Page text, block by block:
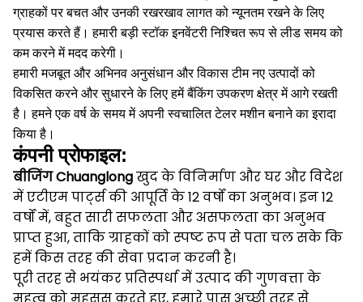
ग्राहकों पर बचत और उनकी रखरखाव लागत को न्यूनतम रखने के लिए
प्रयास करते हैं। हमारी बड़ी स्टॉक इनवेंटरी निश्चित रूप से लीड समय को
कम करने में मदद करेगी।
हमारी मजबूत और अभिनव अनुसंधान और विकास टीम नए उत्पादों को
विकसित करने और सुधारने के लिए हमें बैंकिंग उपकरण क्षेत्र में आगे रखती
है। हमने एक वर्ष के समय में अपनी स्वचालित टेलर मशीन बनाने का इरादा
किया है।
कंपनी प्रोफाइल:
बीजिंग Chuanglongखुद के विनिर्माण और घर और विदेश
में एटीएम पार्ट्स की आपूर्ति के 12 वर्षों का अनुभव। इन 12
वर्षों में, बहुत सारी सफलता और असफलता का अनुभव
प्राप्त हुआ, ताकि ग्राहकों को स्पष्ट रूप से पता चल सके कि
हमें किस तरह की सेवा प्रदान करनी है।
पूरी तरह से भयंकर प्रतिस्पर्धा में उत्पाद की गुणवत्ता के